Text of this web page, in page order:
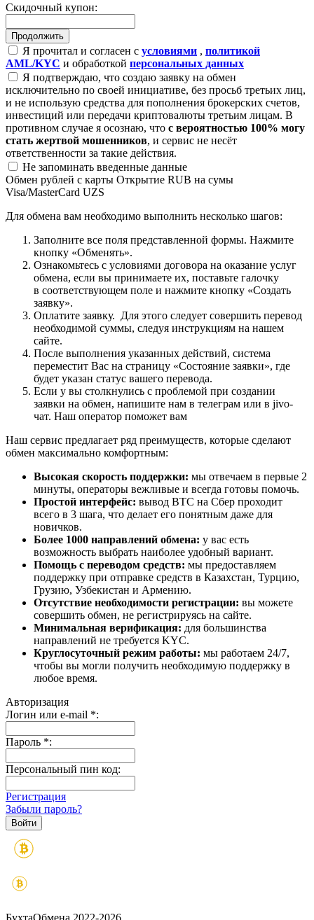
Скидочный купон:
Я прочитал и согласен с условиями , политикой
AML/KYC и обработкой персональных данных
Я подтверждаю, что создаю заявку на обмен
исключительно по своей инициативе, без просьб третьих лиц,
и не использую средства для пополнения брокерских счетов,
инвестиций или передачи криптовалюты третьим лицам. В
противном случае я осознаю, что с вероятностью 100% могу
стать жертвой мошенников, и сервис не несёт
ответственности за такие действия.
Не запоминать введенные данные
Обмен рублей с карты Открытие RUB на сумы
Visa/MasterCard UZS
Для обмена вам необходимо выполнить несколько шагов:
Заполните все поля представленной формы. Нажмите
кнопку «Обменять».
Ознакомьтесь с условиями договора на оказание услуг
обмена, если вы принимаете их, поставьте галочку
в соответствующем поле и нажмите кнопку «Создать
заявку».
Оплатите заявку. Для этого следует совершить перевод
необходимой суммы, следуя инструкциям на нашем
сайте.
После выполнения указанных действий, система
переместит Вас на страницу «Состояние заявки», где
будет указан статус вашего перевода.
Если у вы столкнулись с проблемой при создании
заявки на обмен, напишите нам в телеграм или в jivo-
чат. Наш оператор поможет вам
Наш сервис предлагает ряд преимуществ, которые сделают
обмен максимально комфортным:
Высокая скорость поддержки: мы отвечаем в первые 2
минуты, операторы вежливые и всегда готовы помочь.
Простой интерфейс: вывод BTC на Сбер проходит
всего в 3 шага, что делает его понятным даже для
новичков.
Более 1000 направлений обмена: у вас есть
возможность выбрать наиболее удобный вариант.
Помощь с переводом средств: мы предоставляем
поддержку при отправке средств в Казахстан, Турцию,
Грузию, Узбекистан и Армению.
Отсутствие необходимости регистрации: вы можете
совершить обмен, не регистрируясь на сайте.
Минимальная верификация: для большинства
направлений не требуется KYC.
Круглосуточный режим работы: мы работаем 24/7,
чтобы вы могли получить необходимую поддержку в
любое время.
Авторизация
Логин или e-mail *:
Пароль *:
Персональный пин код:
Регистрация
Забыли пароль?
БухтаОбмена 2022-2026